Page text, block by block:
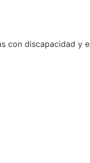
con discapacidad y